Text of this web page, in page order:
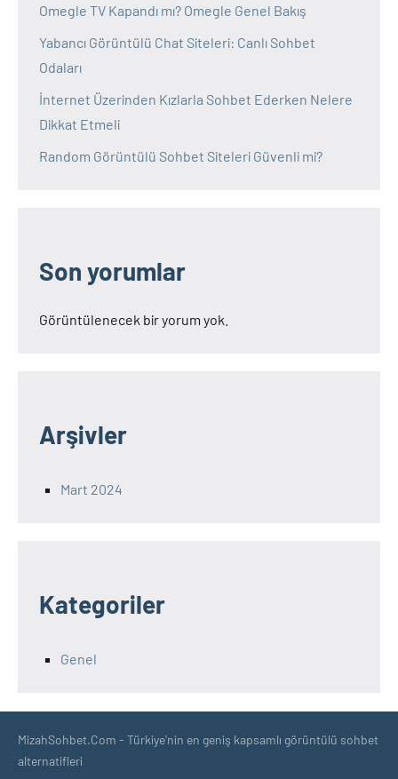
Omegle TV Kapandı mı? Omegle Genel Bakış
Yabancı Görüntülü Chat Siteleri: Canlı Sohbet
Odaları
İnternet Üzerinden Kızlarla Sohbet Ederken Nelere
Dikkat Etmeli
Random Görüntülü Sohbet Siteleri Güvenli mi?
Son yorumlar
Görüntülenecek bir yorum yok.
Arşivler
Mart 2024
Kategoriler
Genel
MizahSohbet.Com - Türkiye'nin en geniş kapsamlı görüntülü sohbet
alternatifleri